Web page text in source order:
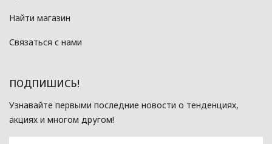
Найти магазин
Связаться с нами
ПОДПИШИСЬ!
Узнавайте первыми последние новости о тенденциях,
акциях и многом другом!